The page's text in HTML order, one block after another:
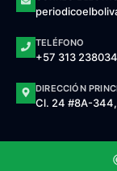
TELÉFONO
+57 313
DIRECCIÓN
Cl. 24 #8A-